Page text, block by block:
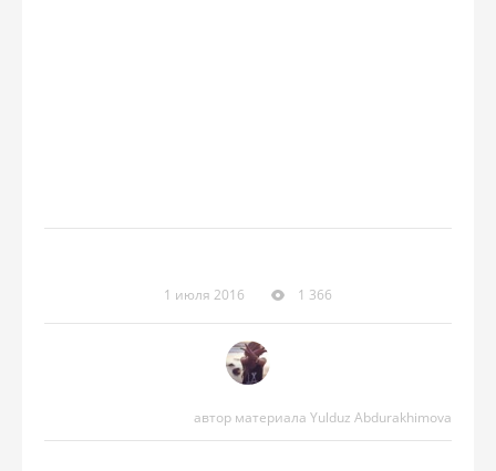
1 июля 2016 1 366
автор материала Yulduz Abdurakhimova